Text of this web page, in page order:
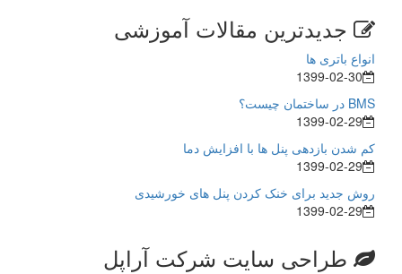
جدیدترین مقالات آموزشی
انواع باتری ها
1399-02-30
BMS در ساختمان چیست؟
1399-02-29
کم شدن بازدهی پنل ها با افزایش دما
1399-02-29
روش جدید برای خنک کردن پنل های خورشیدی
1399-02-29
طراحی سایت شرکت آراپل